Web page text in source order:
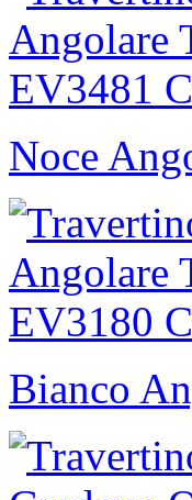
Noce
Bianco